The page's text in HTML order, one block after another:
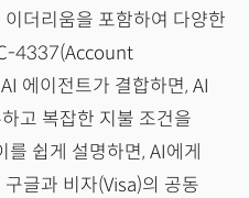
더리움을 포함하여 다양한
4337(Account
에이전트가 결합하면, AI
고 복잡한 지불 조건을
쉽게 설명하면, AI에게
구글과 비자(Visa)의 공동